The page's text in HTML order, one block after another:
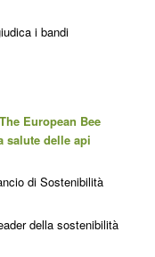
i bandi
European Bee
salute delle api
di Sostenibilità
della sostenibilità